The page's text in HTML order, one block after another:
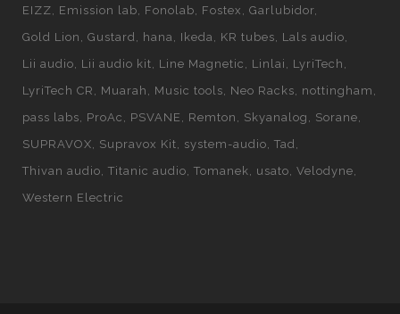
EIZZ
Emission lab Fonolab Fostex
Garlubidor
Gold Lion
Gustard hana Ikeda KR tubes
Lals audio
Lii audio
Lii audio kit Line Magnetic Linlai
LyriTech
LyriTech CR
Muarah Music tools Neo Racks
nottingham
pass labs
ProAc PSVANE Remton Skyanalog
Sorane
SUPRAVOX
Supravox Kit system-audio Tad
Thivan audio Titanic audio Tomanek usato Velodyne
Western Electric